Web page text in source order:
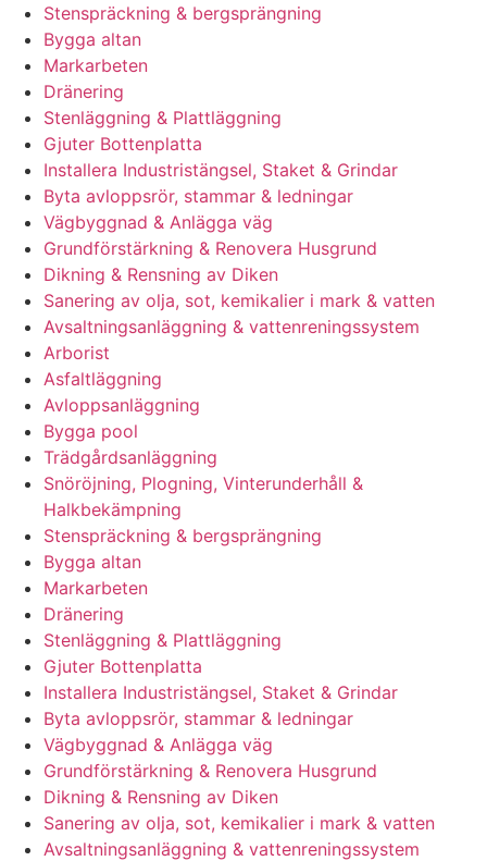
Stenspräckning & bergsprängning
Bygga altan
Markarbeten
Dränering
Stenläggning & Plattläggning
Gjuter Bottenplatta
Installera Industristängsel, Staket & Grindar
Byta avloppsrör, stammar & ledningar
Vägbyggnad & Anlägga väg
Grundförstärkning & Renovera Husgrund
Dikning & Rensning av Diken
Sanering av olja, sot, kemikalier i mark & vatten
Avsaltningsanläggning & vattenreningssystem
Arborist
Asfaltläggning
Avloppsanläggning
Bygga pool
Trädgårdsanläggning
Snöröjning, Plogning, Vinterunderhåll &
Halkbekämpning
Stenspräckning & bergsprängning
Bygga altan
Markarbeten
Dränering
Stenläggning & Plattläggning
Gjuter Bottenplatta
Installera Industristängsel, Staket & Grindar
Byta avloppsrör, stammar & ledningar
Vägbyggnad & Anlägga väg
Grundförstärkning & Renovera Husgrund
Dikning & Rensning av Diken
Sanering av olja, sot, kemikalier i mark & vatten
Avsaltningsanläggning & vattenreningssystem